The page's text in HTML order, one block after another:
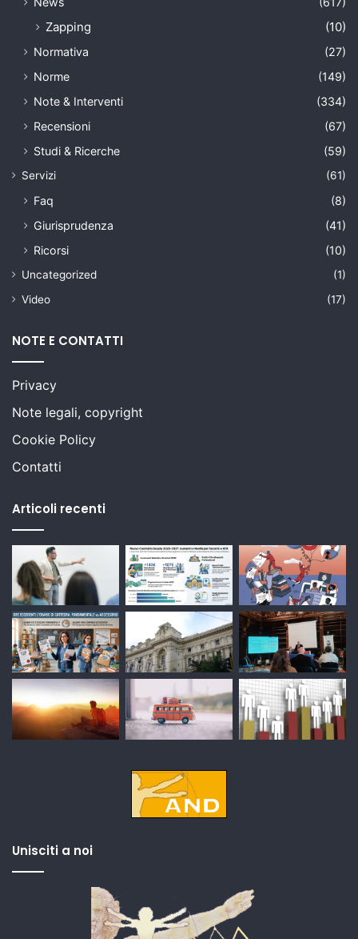
Zapping (10)
Normativa
(27)
Norme
(149)
Note & Interventi
(334)
Recensioni
(67)
Studi & Ricerche
(59)
Servizi (61)
Faq
(8)
Giurisprudenza
(41)
Ricorsi
(10)
Uncategorized
(1)
Video
(17)
NOTE E CONTATTI
Privacy
Note legali, copyright
Cookie Policy
Contatti
Articoli recenti
Unisciti a noi